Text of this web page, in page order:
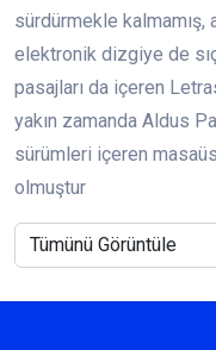
sürdürmekle kalmamış,
elektronik dizgiye de
pasajları da içeren
yakın zamanda Aldus
sürümleri içeren
olmuştur
Tümünü Görüntüle